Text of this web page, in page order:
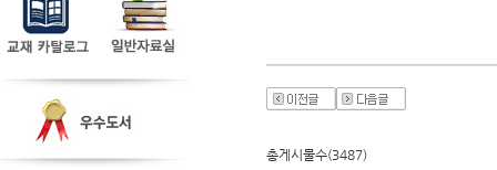
총게시물수(3487)